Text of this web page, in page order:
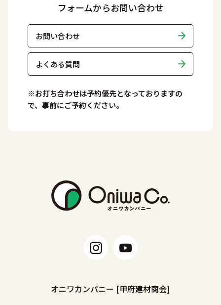
フォームからお問い合わせ
お問い合わせ
よくある質問
※お打ち合わせは予約優先となっておりますの
で、事前にご予約ください。
オニワカンパニー [甲府建材商会]